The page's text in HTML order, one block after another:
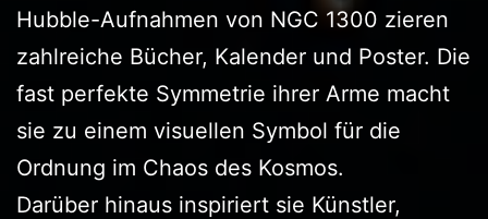
Hubble-Aufnahmen von NGC 1300 zieren
zahlreiche Bücher, Kalender und Poster. Die
fast perfekte Symmetrie ihrer Arme macht
sie zu einem visuellen Symbol für die
Ordnung im Chaos des Kosmos.
Darüber hinaus inspiriert sie Künstler,